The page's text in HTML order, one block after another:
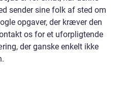
sender sine folk af sted om
opgaver, der kræver den
os for et uforpligtende
der ganske enkelt ikke